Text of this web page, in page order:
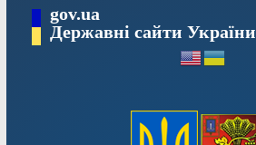
вмісту
gov.ua
Державні сайти України